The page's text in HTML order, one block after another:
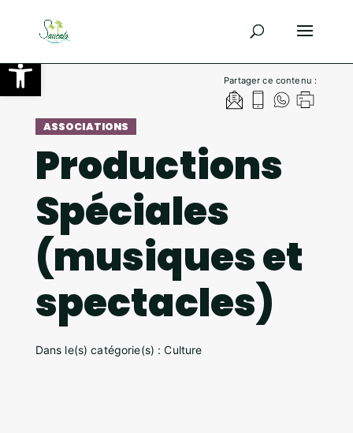
Ouvrir la barre d’outils
Partager ce contenu :
ASSOCIATIONS
Productions
Spéciales
(musiques et
spectacles)
Dans le(s) catégorie(s) : Culture